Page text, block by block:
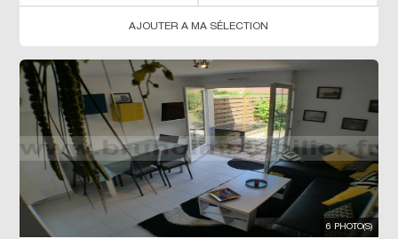
AJOUTER A MA SÉLECTION
6 PHOTO(S)